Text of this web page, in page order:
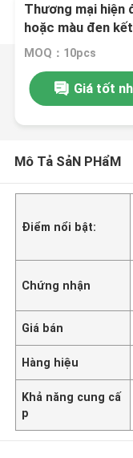
Thương mại hiện
hoặc màu đen
MOQ：10pcs
Giá tốt
Mô Tả SảN PHẩM
Điểm nổi bật:
Chứng nhận
Giá bán
Hàng hiệu
Khả năng cung cấ
p